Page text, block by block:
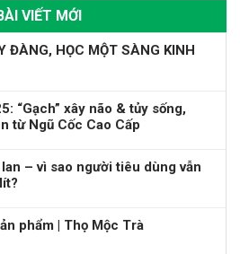
là:
199.000₫.
VIẾT MỚI
ĐÀNG, HỌC MỘT SÀNG KINH
“Gạch” xây não & tủy sống,
từ Ngũ Cốc Cao Cấp
– vì sao người tiêu dùng vẫn
phẩm | Thọ Mộc Trà